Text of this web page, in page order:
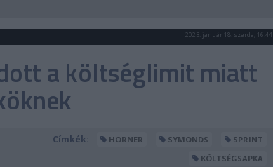
2023. január 18. szerda, 16:44
a költséglimit miatt
Címkék: HORNER SYMONDS
SPRINT
KÖLTSÉGSAPKA